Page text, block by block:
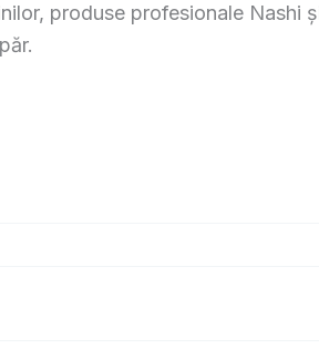
produse profesionale Nashi